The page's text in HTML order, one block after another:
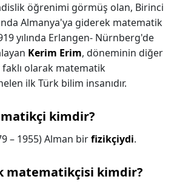
öğrenimi görmüş olan, Birinci
Almanya'ya giderek matematik
yılında Erlangen- Nürnberg'de
Kerim Erim, döneminin diğer
olarak matematik
ilk Türk bilim insanıdır.
kimdir?
– 1955) Alman birfizikçiydi.
matematikçisi kimdir?